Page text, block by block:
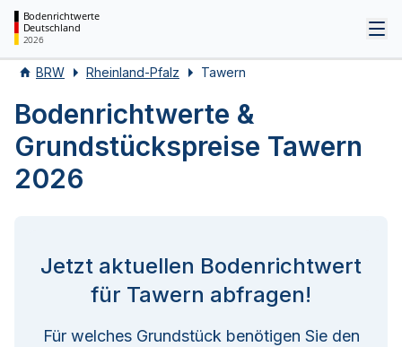
Bodenrichtwerte
Deutschland
2026
BRW Rheinland-Pfalz Tawern
Bodenrichtwerte &
Grundstückspreise Tawern
2026
Jetzt aktuellen Bodenrichtwert
für Tawern abfragen!
Für welches Grundstück benötigen Sie den